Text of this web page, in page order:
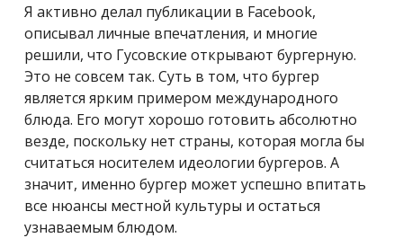
Я активно делал публикации в Facebook,
описывал личные впечатления, и многие
решили, что Гусовские открывают бургерную.
Это не совсем так. Суть в том, что бургер
является ярким примером международного
блюда. Его могут хорошо готовить абсолютно
везде, поскольку нет страны, которая могла бы
считаться носителем идеологии бургеров. А
значит, именно бургер может успешно впитать
все нюансы местной культуры и остаться
узнаваемым блюдом.